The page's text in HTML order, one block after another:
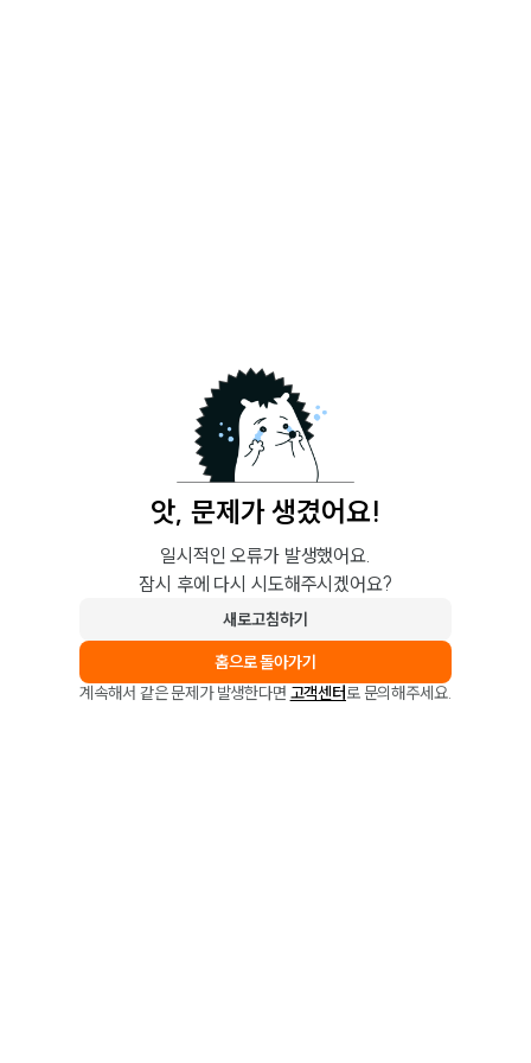
앗, 문제가 생겼어요!
일시적인 오류가 발생했어요.
잠시 후에 다시 시도해주시겠어요?
새로고침하기
홈으로 돌아가기
계속해서 같은 문제가 발생한다면 고객센터로 문의해주세요.